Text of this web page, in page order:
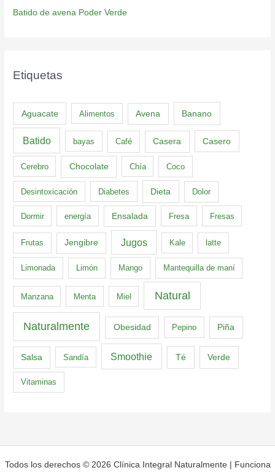
Batido de avena Poder Verde
Etiquetas
Aguacate Alimentos Avena Banano
Batido bayas Café Casera Casero
Cerebro Chocolate Chía Coco
Desintoxicación Diabetes Dieta Dolor
Dormir energía Ensalada Fresa Fresas
Frutas Jengibre Jugos Kale latte
Limonada Limón Mango Mantequilla de maní
Manzana Menta Miel Natural
Naturalmente Obesidad Pepino Piña
Salsa Sandía Smoothie Té Verde
Vitaminas
Todos los derechos © 2026 Clínica Integral Naturalmente | Funciona